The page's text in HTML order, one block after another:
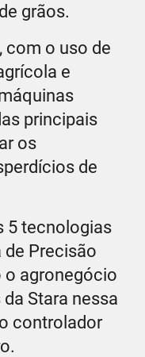
grãos.
com o uso de
e
principais
os
de
5 tecnologias
de Precisão
agronegócio
Stara nessa
controlador